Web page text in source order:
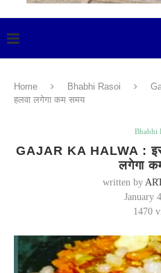
Home Bhabhi Rasoi
हलवा लगेगा कम समय
Bhabhi
GAJAR KA HALWA : इस
लगेगा
written by
January
1470